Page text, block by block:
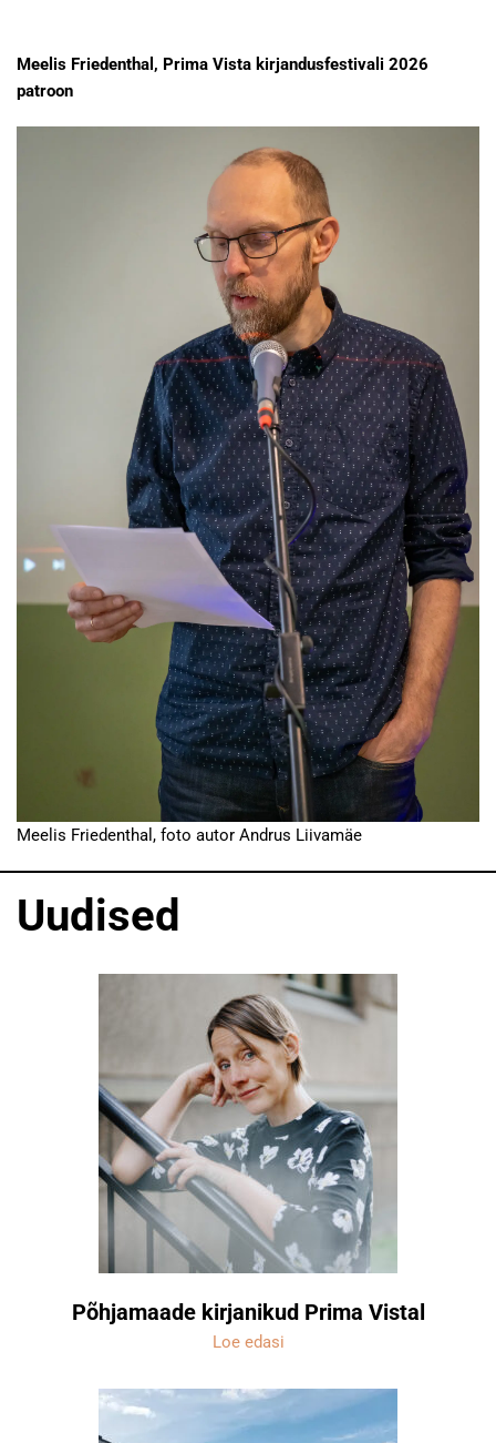
Meelis Friedenthal, Prima Vista kirjandusfestivali 2026
patroon
Meelis Friedenthal, foto autor Andrus Liivamäe
Uudised
Põhjamaade kirjanikud Prima Vistal
Loe edasi